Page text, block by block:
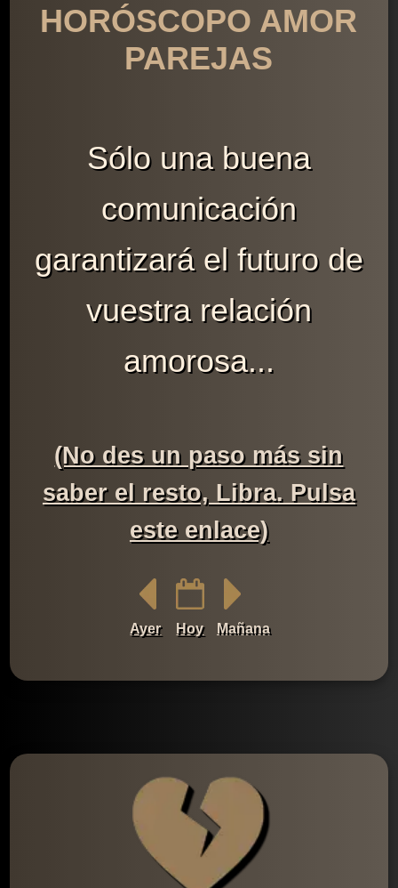
HORÓSCOPO AMOR
PAREJAS
Sólo una buena
comunicación
garantizará el futuro de
vuestra relación
amorosa...
(No des un paso más sin
saber el resto, Libra. Pulsa
este enlace)
Ayer Hoy Mañana